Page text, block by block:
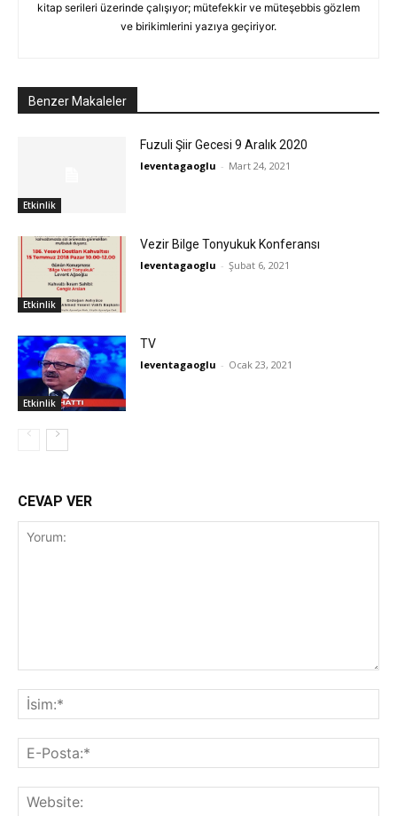
kitap serileri üzerinde çalışıyor; mütefekkir ve müteşebbis gözlem
ve birikimlerini yazıya geçiriyor.
Benzer Makaleler
Etkinlik
Fuzuli Şiir Gecesi 9 Aralık 2020
leventagaoglu - Mart 24, 2021
Etkinlik
Vezir Bilge Tonyukuk Konferansı
leventagaoglu - Şubat 6, 2021
Etkinlik
TV
leventagaoglu - Ocak 23, 2021
CEVAP VER